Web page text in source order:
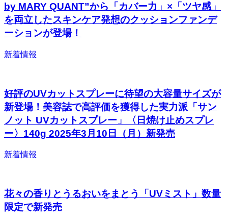
by MARY QUANT”から「カバー力」×「ツヤ感」
を両立したスキンケア発想のクッションファンデ
ーションが登場！
新着情報
好評のUVカットスプレーに待望の大容量サイズが
新登場！美容誌で高評価を獲得した実力派「サン
ノット UVカットスプレー」〈日焼け止めスプレ
ー〉140g 2025年3月10日（月）新発売
新着情報
花々の香りとうるおいをまとう「UVミスト」数量
限定で新発売